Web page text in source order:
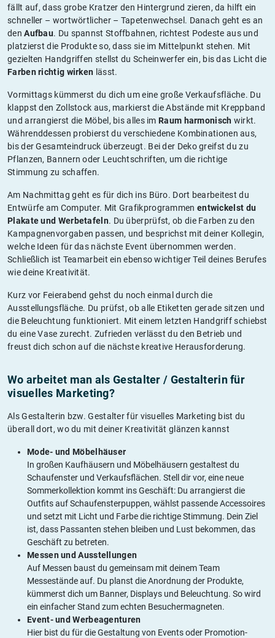
fällt auf, dass grobe Kratzer den Hintergrund zieren, da hilft ein
schneller – wortwörtlicher – Tapetenwechsel. Danach geht es an
denAufbau. Du spannst Stoffbahnen, richtest Podeste aus und
platzierst die Produkte so, dass sie im Mittelpunkt stehen. Mit
gezielten Handgriffen stellst du Scheinwerfer ein, bis das Licht die
Farben richtig wirken lässt.
Vormittags kümmerst du dich um eine große Verkaufsfläche. Du
klappst den Zollstock aus, markierst die Abstände mit Kreppband
und arrangierst die Möbel, bis alles im Raum harmonisch wirkt.
Währenddessen probierst du verschiedene Kombinationen aus,
bis der Gesamteindruck überzeugt. Bei der Deko greifst du zu
Pflanzen, Bannern oder Leuchtschriften, um die richtige
Stimmung zu schaffen.
Am Nachmittag geht es für dich ins Büro. Dort bearbeitest du
Entwürfe am Computer. Mit Grafikprogrammen entwickelst du
Plakate und Werbetafeln. Du überprüfst, ob die Farben zu den
Kampagnenvorgaben passen, und besprichst mit deiner Kollegin,
welche Ideen für das nächste Event übernommen werden.
Schließlich ist Teamarbeit ein ebenso wichtiger Teil deines Berufes
wie deine Kreativität.
Kurz vor Feierabend gehst du noch einmal durch die
Ausstellungsfläche. Du prüfst, ob alle Etiketten gerade sitzen und
die Beleuchtung funktioniert. Mit einem letzten Handgriff schiebst
du eine Vase zurecht. Zufrieden verlässt du den Betrieb und
freust dich schon auf die nächste kreative Herausforderung.
Wo arbeitet man als Gestalter / Gestalterin für
visuelles Marketing?
Als Gestalterin bzw. Gestalter für visuelles Marketing bist du
überall dort, wo du mit deiner Kreativität glänzen kannst
Mode- und Möbelhäuser
In großen Kaufhäusern und Möbelhäusern gestaltest du
Schaufenster und Verkaufsflächen. Stell dir vor, eine neue
Sommerkollektion kommt ins Geschäft: Du arrangierst die
Outfits auf Schaufensterpuppen, wählst passende Accessoires
und setzt mit Licht und Farbe die richtige Stimmung. Dein Ziel
ist, dass Passanten stehen bleiben und Lust bekommen, das
Geschäft zu betreten.
Messen und Ausstellungen
Auf Messen baust du gemeinsam mit deinem Team
Messestände auf. Du planst die Anordnung der Produkte,
kümmerst dich um Banner, Displays und Beleuchtung. So wird
ein einfacher Stand zum echten Besuchermagneten.
Event- und Werbeagenturen
Hier bist du für die Gestaltung von Events oder Promotion-